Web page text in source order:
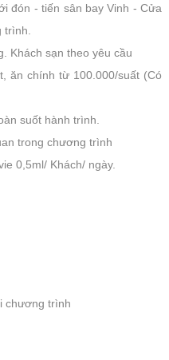
đón - tiến sân bay Vinh - Cửa
Khách sạn theo yêu cầu
ăn chính từ 100.000/suất (Có
suốt hành trình.
trong chương trình
0,5ml/ Khách/ ngày.
chương trình